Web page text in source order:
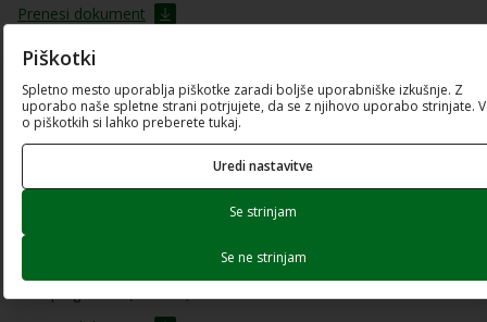
Prenesi dokument
6_Obrazec-De-minimis-(priloga-4).pdf
PDF dokument (136.18 Kb)
Prenesi dokument
7_Obrazec-Finančni-podatki-o-naložbi-(priloga-5).xlsx
Excel preglednica (65.88 Kb)
Piškotki
Spletno mesto uporablja piškotke zaradi boljše uporabniške izkušnje. Z
uporabo naše spletne strani potrjujete, da se z njihovo uporabo strinjate.
o piškotkih si lahko preberete tukaj.
Uredi nastavitve
Se strinjam
Se ne strinjam